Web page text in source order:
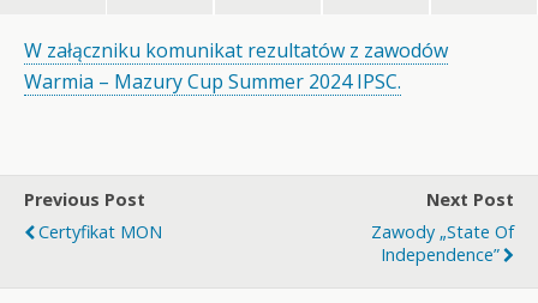
W załączniku komunikat rezultatów z zawodów
Warmia – Mazury Cup Summer 2024 IPSC.
Previous Post
Certyfikat MON
Next Post
Zawody „State Of
Independence”